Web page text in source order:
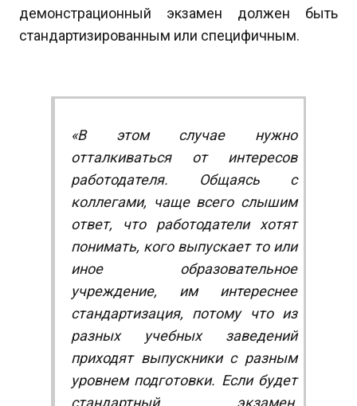
демонстрационный экзамен должен быть
стандартизированным или специфичным.
«В этом случае нужно
отталкиваться от интересов
работодателя. Общаясь с
коллегами, чаще всего слышим
ответ, что работодатели хотят
понимать, кого выпускает то или
иное образовательное
учреждение, им интереснее
стандартизация, потому что из
разных учебных заведений
приходят выпускники с разным
уровнем подготовки. Если будет
стандартный экзамен,